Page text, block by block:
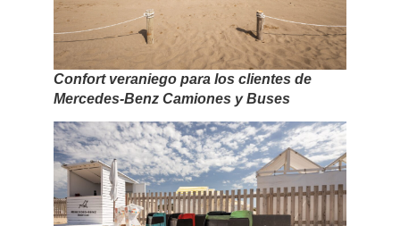
Confort veraniego para los clientes de
Mercedes-Benz Camiones y Buses